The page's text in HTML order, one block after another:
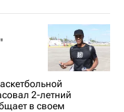
2-летний
в своем